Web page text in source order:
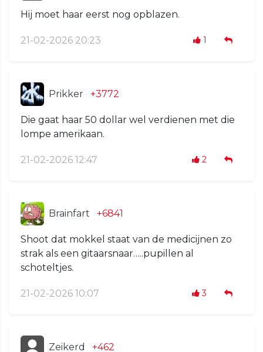
Hij moet haar eerst nog opblazen.
21-02-2026 20:23 1
Prikker +3772
Die gaat haar 50 dollar wel verdienen met die
lompe amerikaan.
21-02-2026 12:47 2
Brainfart +6841
Shoot dat mokkel staat van de medicijnen zo
strak als een gitaarsnaar…..pupillen al
schoteltjes.
21-02-2026 10:07 3
Zeikerd +462